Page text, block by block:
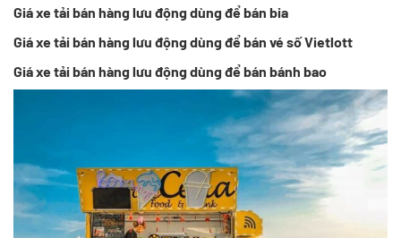
Giá xe tải bán hàng lưu động dùng để bán bia
Giá xe tải bán hàng lưu động dùng để bán vé số Vietlott
Giá xe tải bán hàng lưu động dùng để bán bánh bao